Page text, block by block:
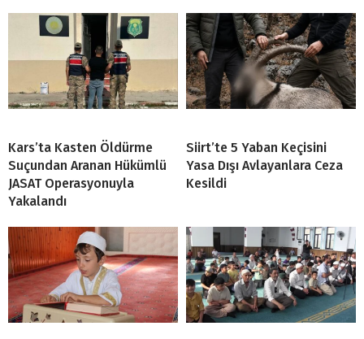
Kars’ta Kasten Öldürme
Suçundan Aranan Hükümlü
JASAT Operasyonuyla
Yakalandı
Siirt’te 5 Yaban Keçisini
Yasa Dışı Avlayanlara Ceza
Kesildi